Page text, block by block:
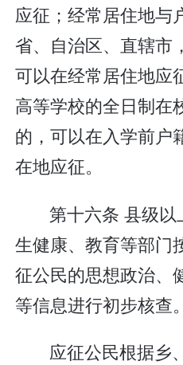
应征；经常居住地与
省、自治区、直辖市
可以在经常居住地应
高等学校的全日制在
的，可以在入学前户
在地应征。
第十六条 县级以
生健康、教育等部门
征公民的思想政治、
等信息进行初步核查。
应征公民根据乡